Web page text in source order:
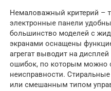
Немаловажный критерий –
электронные панели
большинство моделей с
экранами оснащены
агрегат выводит на
ошибок, по которым можно
неисправности.
или смешанным типом